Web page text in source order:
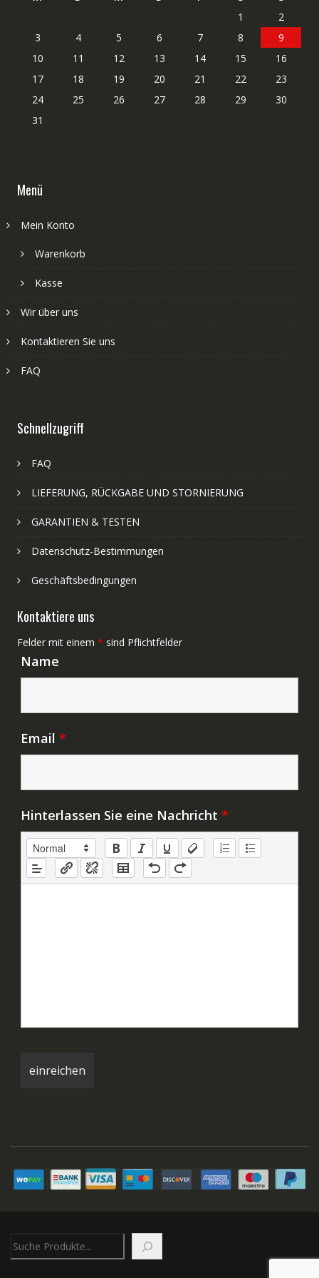
1
2
3
4 5 6 7 8
9
10
11 12 13 14 15
16
17
18 19 20 21 22
23
24
25 26 27 28 29
30
31
Menü
Mein Konto
Warenkorb
Kasse
Wir über uns
Kontaktieren Sie uns
FAQ
Schnellzugriff
FAQ
LIEFERUNG, RÜCKGABE UND STORNIERUNG
GARANTIEN & TESTEN
Datenschutz-Bestimmungen
Geschäftsbedingungen
Kontaktiere uns
Felder mit einem * sind Pflichtfelder
Name
Email *
Hinterlassen Sie eine Nachricht *